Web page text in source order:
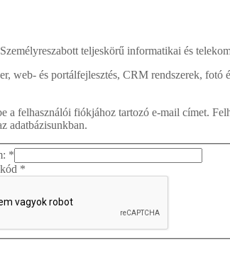
teljeskörű informatikai és
web- és portálfejlesztés, CRM rendszerek, fotó
a felhasználói fiókjához tartozó e-mail címet.
adatbázisunkban.
*
*